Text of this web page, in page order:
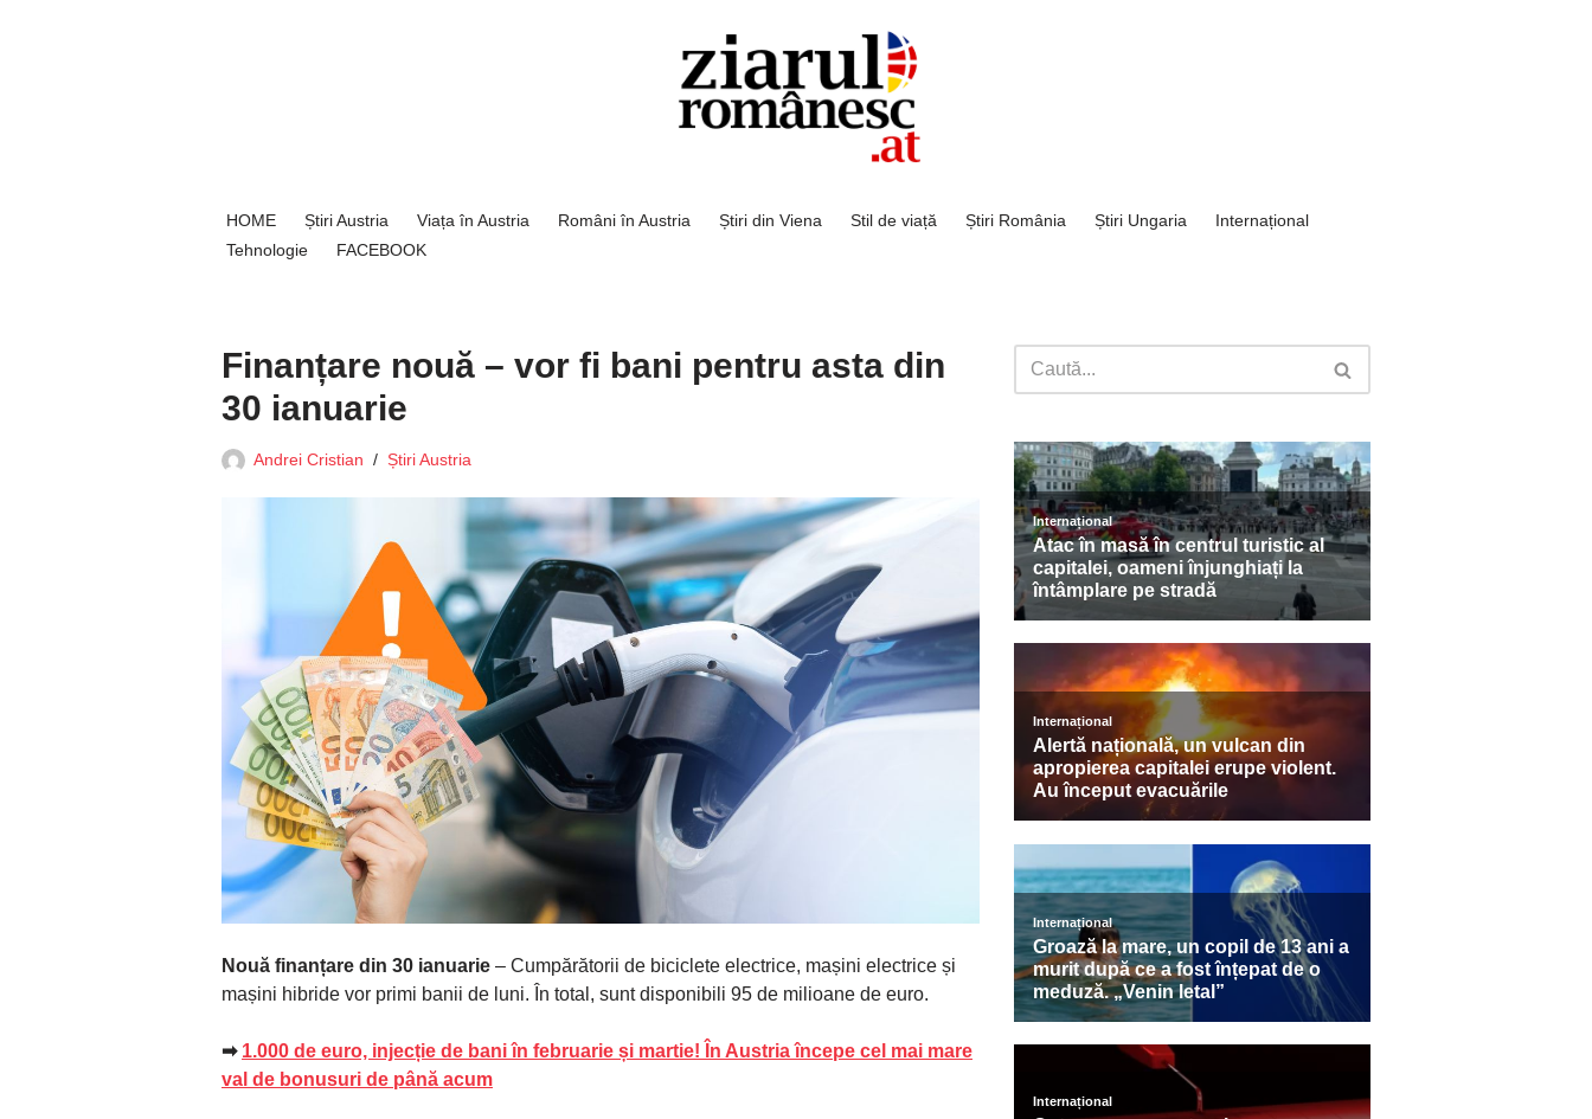
HOME Știri Austria Viața în Austria Români în Austria Știri din Viena Stil de viață Știri România Știri Ungaria
Internațional
Tehnologie
FACEBOOK
Finanțare nouă – vor fi bani pentru asta din
30 ianuarie
Andrei Cristian Știri Austria
Nouă finanțare din 30 ianuarie – Cumpărătorii de biciclete electrice, mașini electrice și
mașini hibride vor primi banii de luni. În total, sunt disponibili 95 de milioane de euro.
➡ 1.000 de euro, injecție de bani în februarie și martie! În Austria începe cel mai mare
val de bonusuri de până acum